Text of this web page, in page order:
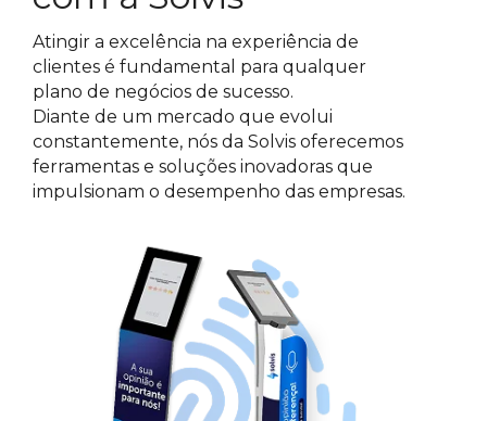
Atingir a excelência na experiência de
clientes é fundamental para qualquer
plano de negócios de sucesso.
Diante de um mercado que evolui
constantemente, nós da Solvis oferecemos
ferramentas e soluções inovadoras que
impulsionam o desempenho das empresas.